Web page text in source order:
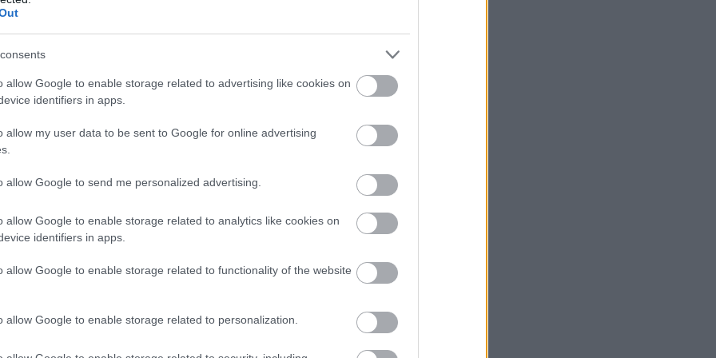
allow Google to enable storage related to advertising like cookies on
identifiers in apps.
allow my user data to be sent to Google for online advertising
allow Google to send me personalized advertising.
allow Google to enable storage related to analytics like cookies on
identifiers in apps.
allow Google to enable storage related to functionality of the website
allow Google to enable storage related to personalization.
ākstīties savā
nevis uz
Elita
ļāvusies
deja ar
zvaigzni
IneseSupe: To skatu es
vairs nevēlos apmeklēt
savu draugu bēres
pie Brīvības
gadiem ritot,
spriegumu, kas